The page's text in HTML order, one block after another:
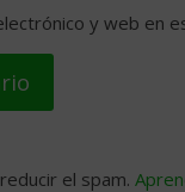
y web en
el spam.